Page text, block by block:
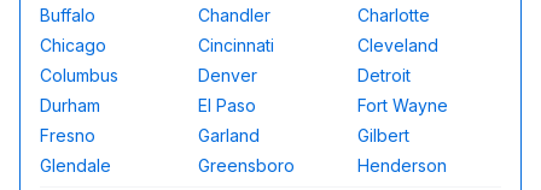
Buffalo
Chandler
Charlotte
Chicago
Cincinnati
Cleveland
Columbus
Denver
Detroit
Durham
El Paso
Fort Wayne
Fresno
Garland
Gilbert
Glendale
Greensboro Henderson